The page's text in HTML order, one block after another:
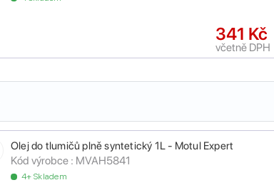
341 Kč
včetně DPH
Olej do tlumičů plně syntetický 1L - Motul Expert
Kód výrobce : MVAH5841
4+ Skladem